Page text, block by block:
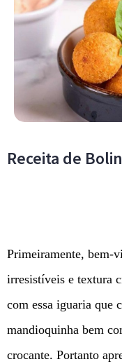
Receita de
Primeiramente, bem-
irresistíveis e textura
com essa iguaria que
mandioquinha bem
crocante. Portanto